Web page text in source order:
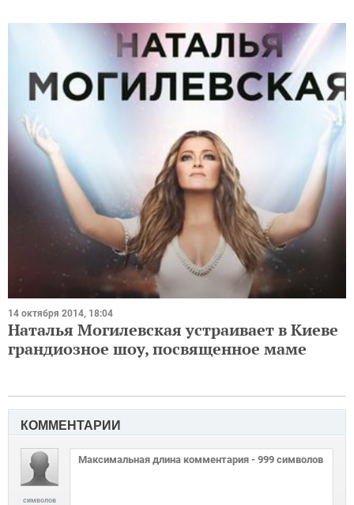
14 октября 2014, 18:04
Наталья Могилевская устраивает в Киеве
грандиозное шоу, посвященное маме
КОММЕНТАРИИ
символов